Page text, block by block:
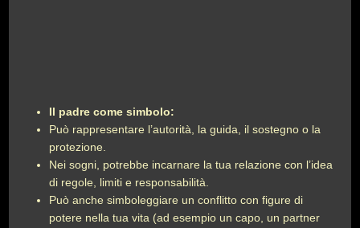
Il padre come simbolo:
Può rappresentare l’autorità, la guida, il sostegno o la
protezione.
Nei sogni, potrebbe incarnare la tua relazione con l’idea
di regole, limiti e responsabilità.
Può anche simboleggiare un conflitto con figure di
potere nella tua vita (ad esempio un capo, un partner